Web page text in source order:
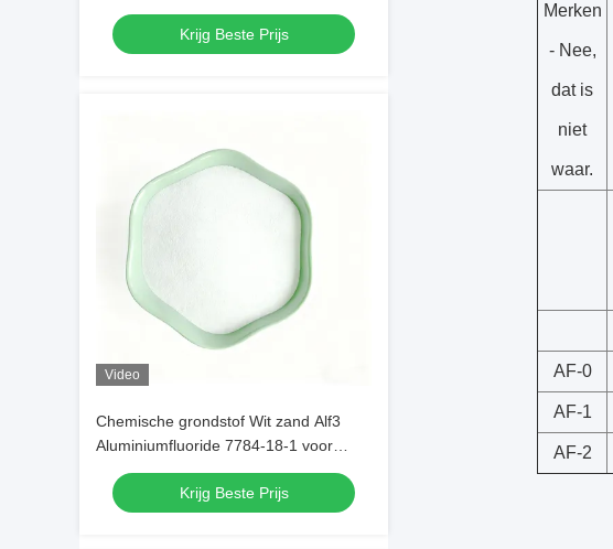
voor elektronische materialen
Krijg Beste Prijs
Video
Chemische grondstof Wit zand Alf3
Aluminiumfluoride 7784-18-1 voor
lasvloeistoffen bij het lassen van
metalen
Krijg Beste Prijs
Merken
- Nee,
dat is
niet
waar.
AF-0
AF-1
AF-2